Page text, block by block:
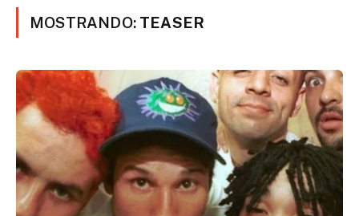
MOSTRANDO: TEASER